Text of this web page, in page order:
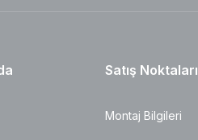
Satış Noktaları
Montaj Bilgileri